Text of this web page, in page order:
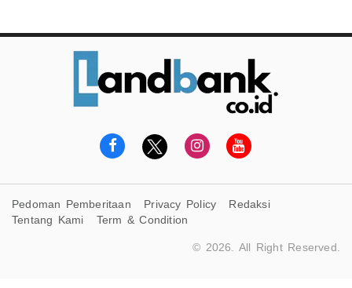
Pedoman Pemberitaan Privacy Policy
Redaksi
Tentang Kami
Term & Condition
© 2026. All Right Reserved.